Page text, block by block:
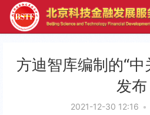
方迪智库编制的“
发布
2021-12-30 12:16 •